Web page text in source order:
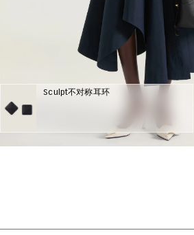
Sculpt不对称耳环